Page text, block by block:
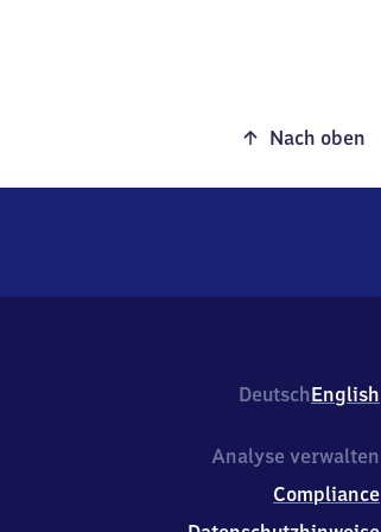
Nach oben
DeutschEnglish
Analyse verwalten
Compliance